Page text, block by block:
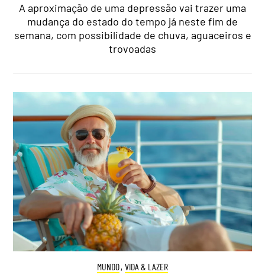
A aproximação de uma depressão vai trazer uma
mudança do estado do tempo já neste fim de
semana, com possibilidade de chuva, aguaceiros e
trovoadas
MUNDO, VIDA & LAZER